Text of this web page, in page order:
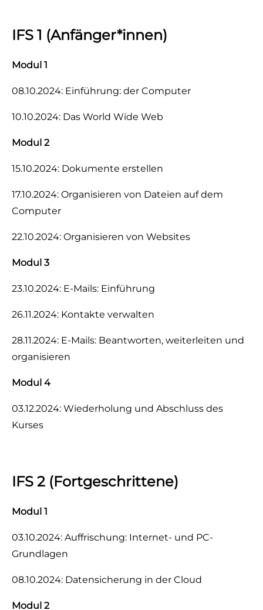
IFS 1 (Anfänger*innen)
Modul 1
08.10.2024: Einführung: der Computer
10.10.2024: Das World Wide Web
Modul 2
15.10.2024: Dokumente erstellen
17.10.2024: Organisieren von Dateien auf dem
Computer
22.10.2024: Organisieren von Websites
Modul 3
23.10.2024: E-Mails: Einführung
26.11.2024: Kontakte verwalten
28.11.2024: E-Mails: Beantworten, weiterleiten und
organisieren
Modul 4
03.12.2024: Wiederholung und Abschluss des
Kurses
IFS 2 (Fortgeschrittene)
Modul 1
03.10.2024: Auffrischung: Internet- und PC-
Grundlagen
08.10.2024: Datensicherung in der Cloud
Modul 2